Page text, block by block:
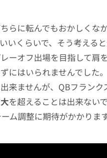
らに転んでもおかしくな
いくらいで、そう考える
ーオフ出場を目指して肩
にはいられませんでした
来ませんが、QBフランク
を超えることは出来ない
ム調整に期待がかかります